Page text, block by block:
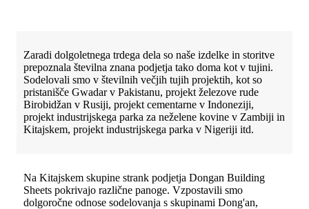
Zaradi dolgoletnega trdega dela so naše izdelke in storitve
prepoznala številna znana podjetja tako doma kot v tujini.
Sodelovali smo v številnih večjih tujih projektih, kot so
pristanišče Gwadar v Pakistanu, projekt železove rude
Birobidžan v Rusiji, projekt cementarne v Indoneziji,
projekt industrijskega parka za neželene kovine v Zambiji in
Kitajskem, projekt industrijskega parka v Nigeriji itd.
Na Kitajskem skupine strank podjetja Dongan Building
Sheets pokrivajo različne panoge. Vzpostavili smo
dolgoročne odnose sodelovanja s skupinami Dong'an,